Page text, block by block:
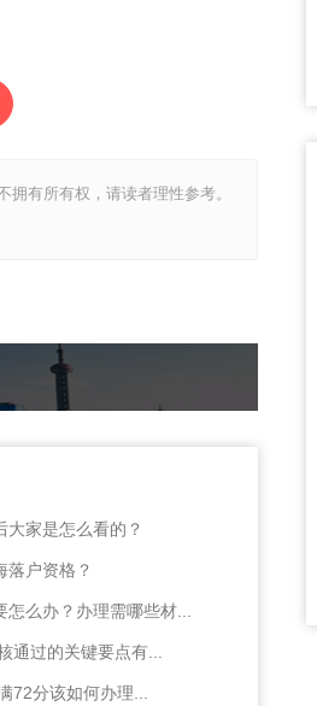
有所有权，请读者理性参考。
大家是怎么看的？
落户资格？
怎么办？办理需哪些材...
通过的关键要点有...
72分该如何办理...